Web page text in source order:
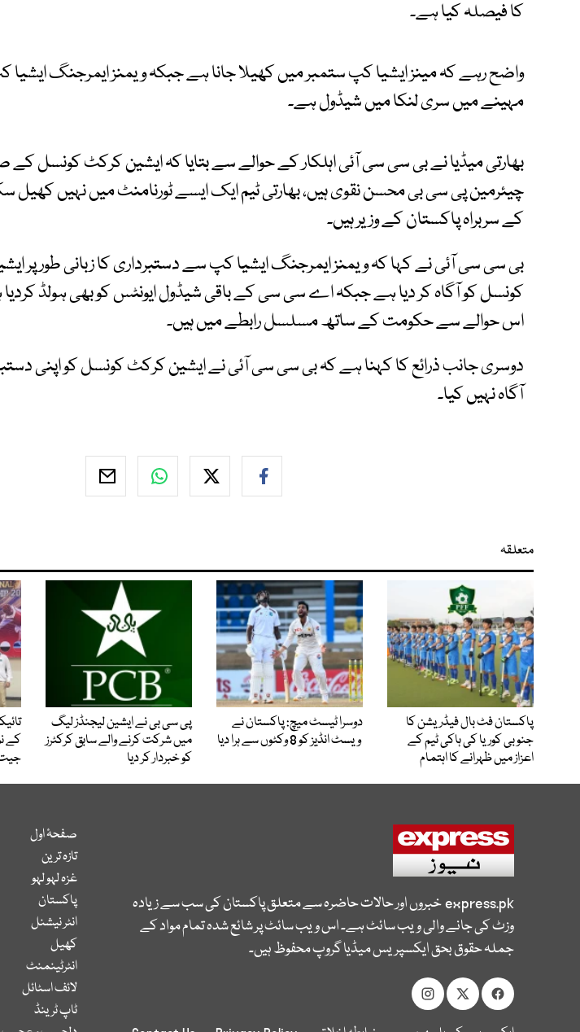
کا فیصلہ کیا ہے۔
واضح رہے کہ مینز ایشیا کپ ستمبر میں کھیلا جانا ہے جبکہ ویمنز ایمرجنگ
مہینے میں سری لنکا میں شیڈول ہے۔
بھارتی میڈیا نے بی سی سی آئی اہلکار کے حوالے سے بتایا کہ ایشین کرکٹ کونسل کے
چیئرمین پی سی بی محسن نقوی ہیں، بھارتی ٹیم ایک ایسے ٹورنامنٹ میں نہیں
کے سربراہ پاکستان کے وزیر ہیں۔
بی سی سی آئی نے کہا کہ ویمنز ایمرجنگ ایشیا کپ سے دستبرداری کا زبانی طور پر
کونسل کو آگاہ کر دیا ہے جبکہ اے سی سی کے باقی شیڈول ایونٹس کو بھی ہولڈ
اس حوالے سے حکومت کے ساتھ مسلسل رابطے میں ہیں۔
دوسری جانب ذرائع کا کہنا ہے کہ بی سی سی آئی نے ایشین کرکٹ کونسل کو اپنی
آگاہ نہیں کیا۔
متعلقہ
پاکستان فٹ بال فیڈریشن کا
جنوبی کوریا کی ہاکی ٹیم کے
اعزاز میں ظہرانے کا اہتمام
دوسرا ٹیسٹ میچ: پاکستان نے
ویسٹ انڈیز کو 8 وکٹوں سے ہرا دیا
پی سی بی نے ایشین لیجنڈز لیگ
میں شرکت کرنے والے سابق کرکٹرز
کو خبردار کر دیا
کے
express.pkخبروں اور حالات حاضرہ سے متعلق پاکستان کی سب سے زیادہ
وزٹ کی جانے والی ویب سائٹ ہے۔ اس ویب سائٹ پر شائع شدہ تمام مواد کے
جملہ حقوق بحق ایکسپریس میڈیا گروپ محفوظ ہیں۔
صفحۂ اول
تازہ ترین
غزہ لہو لہو
پاکستان
انٹر نیشنل
کھیل
انٹرٹینمنٹ
لائف اسٹائل
ٹاپ ٹرینڈ